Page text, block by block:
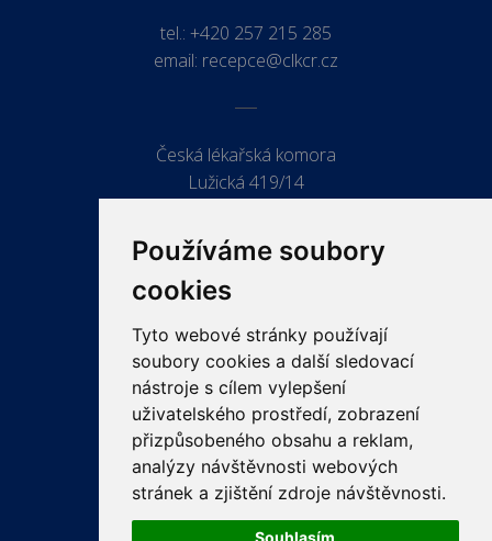
Používáme soubory
cookies
Tyto webové stránky používají
soubory cookies a další sledovací
nástroje s cílem vylepšení
uživatelského prostředí, zobrazení
přizpůsobeného obsahu a reklam,
analýzy návštěvnosti webových
stránek a zjištění zdroje návštěvnosti.
Souhlasím
tel.: +420 257 215 285
email: recepce@clkcr.cz
Česká lékařská komora
Lužická 419/14
ODKAZY
PRO LÉKAŘE
PRO VEŘEJNOST
VZDĚLÁVÁNÍ